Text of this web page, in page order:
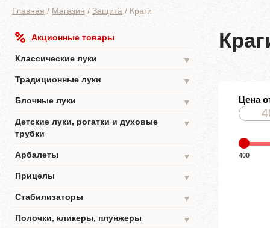
Главная / Магазин / Защита / Краги
Акционные товары
Классические луки
▼
Традиционные луки
▼
Блочные луки
▼
Детские луки, рогатки и духовые
трубки
▼
Арбалеты
▼
Прицелы
▼
Стабилизаторы
▼
Полочки, кликеры, плунжеры
▼
Цена
400